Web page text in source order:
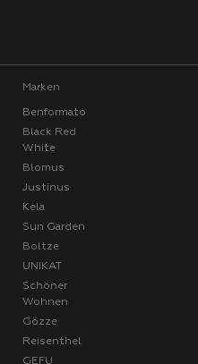
Marken
Benformato
Black Red
White
Blomus
Justinus
Kela
Sun Garden
Boltze
UNIKAT
Schöner
Wohnen
Gözze
Reisenthel
GEFU